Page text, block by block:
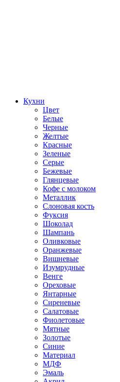
Кухни
Цвет
Белые
Черные
Желтые
Красные
Зеленые
Серые
Бежевые
Глянцевые
Кофе с молоком
Металлик
Слоновая кость
Фуксия
Шоколад
Шампань
Оливковые
Оранжевые
Вишневые
Изумрудные
Венге
Ореховые
Янтарные
Сиреневые
Салатовые
Фиолетовые
Мятные
Золотые
Синие
Материал
МДФ
Эмаль